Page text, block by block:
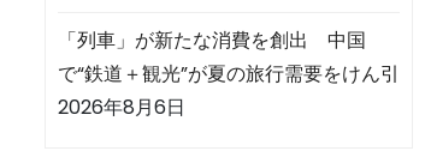
「列車」が新たな消費を創出 中国
で“鉄道＋観光”が夏の旅行需要をけん引
2026年8月6日